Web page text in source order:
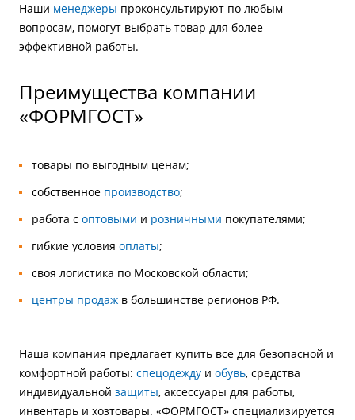
Наши менеджеры проконсультируют по любым
вопросам, помогут выбрать товар для более
эффективной работы.
Преимущества компании
«ФОРМГОСТ»
товары по выгодным ценам;
собственное производство;
работа с оптовыми и розничными покупателями;
гибкие условия оплаты;
своя логистика по Московской области;
центры продаж в большинстве регионов РФ.
Наша компания предлагает купить все для безопасной и
комфортной работы: спецодежду и обувь, средства
индивидуальной защиты, аксессуары для работы,
инвентарь и хозтовары. «ФОРМГОСТ» специализируется